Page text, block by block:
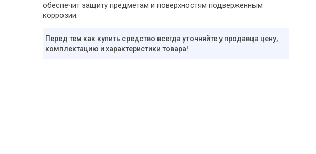
обеспечит защиту предметам и поверхностям подверженным
коррозии.
Перед тем как купить средство всегда уточняйте у продавца цену,
комплектацию и характеристики товара!